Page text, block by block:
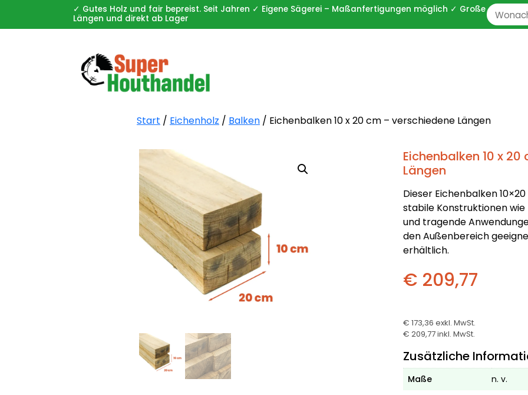
✓ Gutes Holz und fair bepreist. Seit Jahren ✓ Eigene Sägerei – Maßanfertigungen möglich ✓ Große
Längen und direkt ab Lager
Zoeken
naar:
Start / Eichenholz / Balken / Eichenbalken 10 x 20 cm – verschiedene Längen
Eichenbalken 10 x
Längen
Dieser Eichenbalken
stabile Konstruktionen
und tragende
den Außenbereich
erhältlich.
€ 209,77
€ 173,36 exkl. MwSt.
€ 209,77inkl. MwSt.
Zusätzliche
Maße n. v.